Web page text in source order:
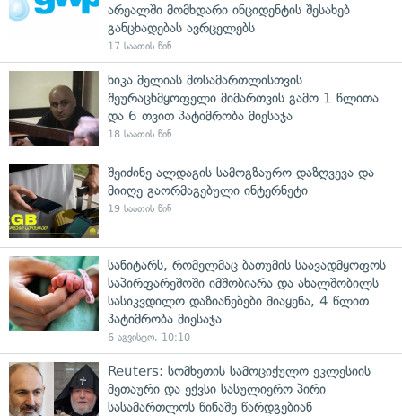
არეალში მომხდარი ინციდენტის შესახებ
განცხადებას ავრცელებს
17 საათის წინ
ნიკა მელიას მოსამართლისთვის
შეურაცხმყოფელი მიმართვის გამო 1 წლითა
და 6 თვით პატიმრობა მიესაჯა
18 საათის წინ
შეიძინე ალდაგის სამოგზაურო დაზღვევა და
მიიღე გაორმაგებული ინტერნეტი
19 საათის წინ
სანიტარს, რომელმაც ბათუმის საავადმყოფოს
საპირფარეშოში იმშობიარა და ახალშობილს
სასიკვდილო დაზიანებები მიაყენა, 4 წლით
პატიმრობა მიესაჯა
6 აგვისტო, 10:10
Reuters: სომხეთის სამოციქულო ეკლესიის
მეთაური და ექვსი სასულიერო პირი
სასამართლოს წინაშე წარდგებიან